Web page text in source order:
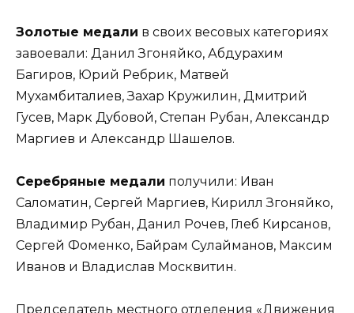
Золотые медали в своих весовых категориях
завоевали: Данил Згоняйко, Абдурахим
Багиров, Юрий Ребрик, Матвей
Мухамбиталиев, Захар Кружилин, Дмитрий
Гусев, Марк Дубовой, Степан Рубан, Александр
Маргиев и Александр Шашелов.
Серебряные медали получили: Иван
Саломатин, Сергей Маргиев, Кирилл Згоняйко,
Владимир Рубан, Данил Рочев, Глеб Кирсанов,
Сергей Фоменко, Байрам Сулайманов, Максим
Иванов и Владислав Москвитин.
Председатель местного отделения «Движения